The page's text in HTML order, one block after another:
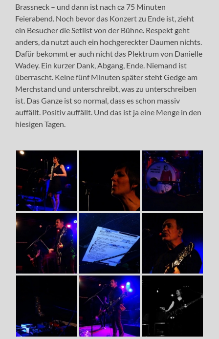
Brassneck – und dann ist nach ca 75 Minuten
Feierabend. Noch bevor das Konzert zu Ende ist, zieht
ein Besucher die Setlist von der Bühne. Respekt geht
anders, da nutzt auch ein hochgereckter Daumen nichts.
Dafür bekommt er auch nicht das Plektrum von Danielle
Wadey. Ein kurzer Dank, Abgang, Ende. Niemand ist
überrascht. Keine fünf Minuten später steht Gedge am
Merchstand und unterschreibt, was zu unterschreiben
ist. Das Ganze ist so normal, dass es schon massiv
auffällt. Positiv auffällt. Und das ist ja eine Menge in den
hiesigen Tagen.